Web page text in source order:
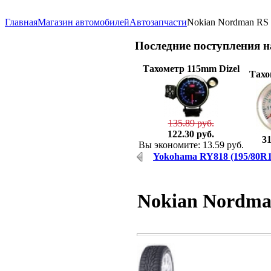
ГлавнаяМагазин автомобилейАвтозапчастиNokian Nordman
Последние поступления
Тахометр 115mm Dizel
135.89 руб.
122.30 руб.
Вы экономите: 13.59 руб.
Yokohama RY818 (195/
Nokian